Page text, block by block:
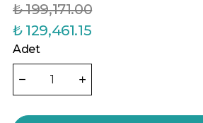
₺ 199,171.00
₺ 129,461.15
Adet